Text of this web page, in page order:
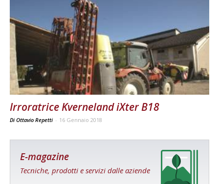
Irroratrice Kverneland iXter B18
Di Ottavio Repetti - 16 Gennaio 2018
E-magazine
Tecniche, prodotti e servizi dalle aziende